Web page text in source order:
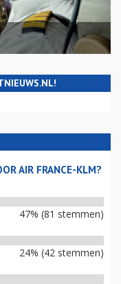
AIR FRANCE-KLM?
47% (81 stemmen)
24% (42 stemmen)